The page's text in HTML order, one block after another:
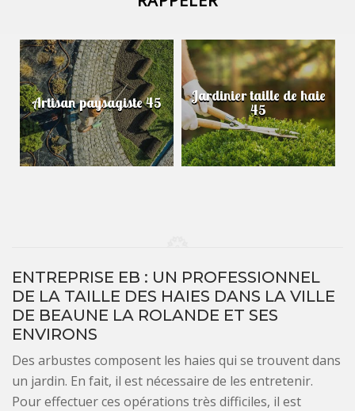
Artisan paysagiste 45 Jardinier taille de haie
45
ENTREPRISE EB : UN PROFESSIONNEL
DE LA TAILLE DES HAIES DANS LA VILLE
DE BEAUNE LA ROLANDE ET SES
ENVIRONS
Des arbustes composent les haies qui se trouvent dans
un jardin. En fait, il est nécessaire de les entretenir.
Pour effectuer ces opérations très difficiles, il est